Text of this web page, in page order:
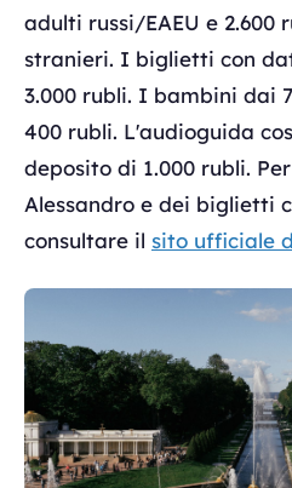
adulti russi/EAEU e 2.600
stranieri. I biglietti con
3.000 rubli. I bambini dai
400 rubli. L'audioguida
deposito di 1.000 rubli.
Alessandro e dei biglietti
consultare il sito ufficiale